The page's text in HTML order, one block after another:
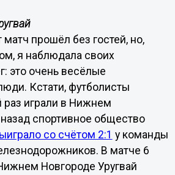
прошёл без гостей, но,
я наблюдала своих
это очень весёлые
Кстати, футболисты
раз играли в Нижнем
спортивное общество
со счётом 2:1 у команды
В матче 6
Новгороде Уругвай